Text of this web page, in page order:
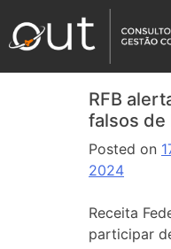
RFB
falsos de
Posted on
2024
Receita
participar